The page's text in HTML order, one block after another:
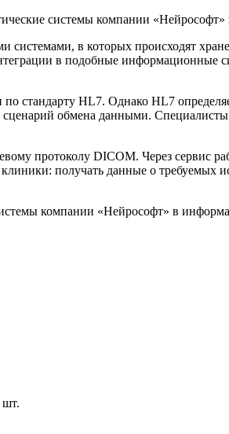
системы компании
в которых происходят
в подобные информационные
стандарту HL7. Однако HL7
сценарий обмена данными.
протоколу DICOM. Через сервис
получать данные о требуемых
компании «Нейрософт» в
шт.